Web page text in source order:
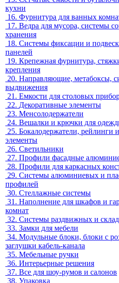
кухни
16. Фурнитура для ванных
17. Ведра для мусора, системы
хранения
18. Системы фиксации и
панелей
19. Крепежная фурнитура,
крепления
20. Направляющие, метабоксы,
выдвижения
21. Емкости для столовых
22. Декоративные элементы
23. Менсолодержатели
24. Вешалки и крючки для
25. Бокалодержатели, рейлинги
элементы
26. Светильники
27. Профили фасадные
28. Профили для каркасных
29. Системы алюминиевых и
профилей
30. Стеллажные системы
31. Наполнение для шкафов и
комнат
32. Системы раздвижных и
33. Замки для мебели
34. Модульные блоки, блоки с
заглушки кабель-канала
35. Мебельные ручки
36. Интерьерные решения
37. Все для шоу-румов и салонов
38. Упаковка